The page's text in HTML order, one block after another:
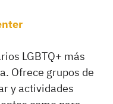
LGBTQ+ más
Ofrece grupos de
y actividades